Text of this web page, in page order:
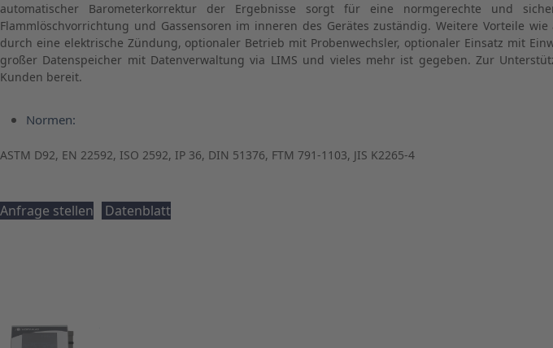
automatischer Barometerkorrektur der Ergebnisse sorgt für eine normgerechte und
Flammlöschvorrichtung und Gassensoren im inneren des Gerätes zuständig. Weitere Vorteile
durch eine elektrische Zündung, optionaler Betrieb mit Probenwechsler, optionaler Einsatz mit
großer Datenspeicher mit Datenverwaltung via LIMS und vieles mehr ist gegeben. Zur
Kunden bereit.
Normen:
ASTM D92, EN 22592, ISO 2592, IP 36, DIN 51376, FTM 791-1103, JIS K2265-4
Anfrage stellen Datenblatt